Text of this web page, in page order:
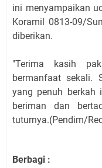
ini menyampaikan
Koramil 0813-09/
diberikan.
"Terima kasih
bermanfaat sekali.
yang penuh berkah
beriman dan
tuturnya.(Pendim/
Berbagi :